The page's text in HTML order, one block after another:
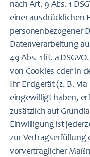
nach Art. 9 Abs. 1
einer ausdrücklichen
personenbezogener
Datenverarbeitung
49 Abs. 1 lit. a
von Cookies oder in
Ihr Endgerät (z. B.
eingewilligt haben,
zusätzlich auf
Einwilligung ist
zur Vertragserfüllung
vorvertraglicher